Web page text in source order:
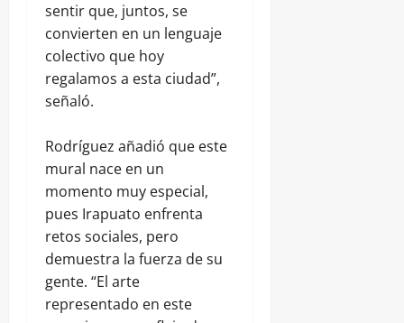
sentir que, juntos, se
convierten en un lenguaje
colectivo que hoy
regalamos a esta ciudad”,
señaló.
Rodríguez añadió que este
mural nace en un
momento muy especial,
pues Irapuato enfrenta
retos sociales, pero
demuestra la fuerza de su
gente. “El arte
representado en este